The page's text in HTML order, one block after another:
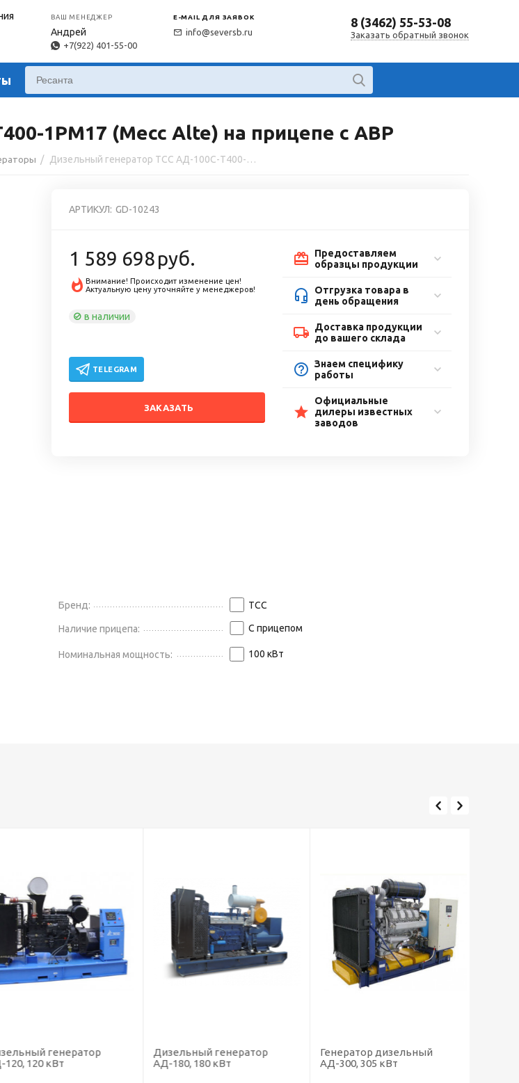
ВАШ МЕНЕДЖЕР
Андрей
+7(922) 401-55-00
E-MAIL ДЛЯ ЗАЯВОК
info@seversb.ru
8 (3462) 55-53-08
Заказать обратный звонок
1РМ17 (Mecc Alte) на прицепе с АВР
/ Дизельный генератор ТСС АД-100С-Т400-1РМ17 (Mecc Alte) на прицепе с АВР
АРТИКУЛ: GD-10243
1 589 698руб.
Внимание! Происходит изменение цен!
Актуальную цену уточняйте у менеджеров!
в наличии
TELEGRAM
ЗАКАЗАТЬ
Предоставляем
образцы продукции
Отгрузка товара в
день обращения
Доставка продукции
до вашего склада
Знаем специфику
работы
Официальные
дилеры известных
заводов
Бренд: ТСС
Наличие прицепа: С прицепом
Номинальная мощность: 100 кВт
генератор
120 кВт
Дизельный генератор
АД-180, 180 кВт
Генератор дизельный
АД-300, 305 кВт